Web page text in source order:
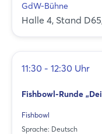
GdW-Bühne
Halle 4, Stand
11:30 - 12:30 Uhr
Fishbowl-Runde
Fishbowl
Sprache: Deutsch